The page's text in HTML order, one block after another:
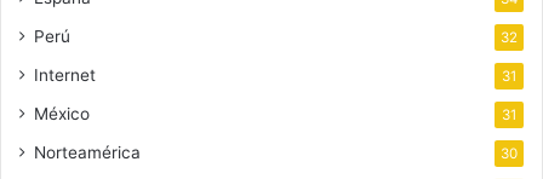
Perú 32
Internet 31
México 31
Norteamérica 30